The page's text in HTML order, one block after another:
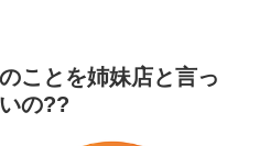
ことを姉妹店と言っ
の??